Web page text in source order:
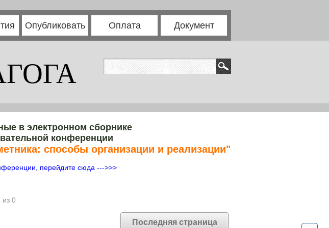
Опубликовать Оплата Документ
в электронном сборнике
конференции
способы организации и реализации"
перейдите сюда --->>>
из 0
Последняя страница